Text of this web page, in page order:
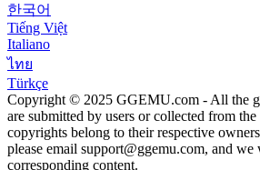
한국어
Tiếng Việt
Italiano
ไทย
Türkçe
Copyright © 2025 GGEMU.com - All the
are submitted by users or collected from
copyrights belong to their respective
please email support@ggemu.com, and we
corresponding content.